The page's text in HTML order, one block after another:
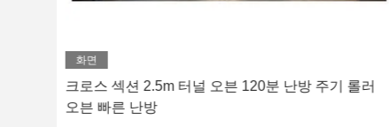
화면
크로스 섹션 2.5m 터널 오븐 120분 난방 주기 롤러
오븐 빠른 난방